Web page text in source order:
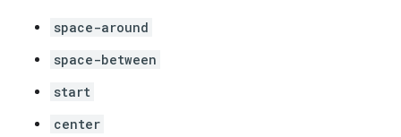
space-around
space-between
start
center